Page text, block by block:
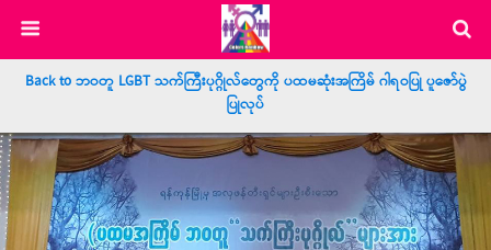
Back to ဘဝတူ LGBT သက်ကြီးပုဂ္ဂိုလ်တွေကို ပထမဆုံးအကြိမ် ဂါရဝပြု ပူဇော်ပွဲ
ပြုလုပ်